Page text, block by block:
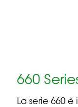
660
La serie 660